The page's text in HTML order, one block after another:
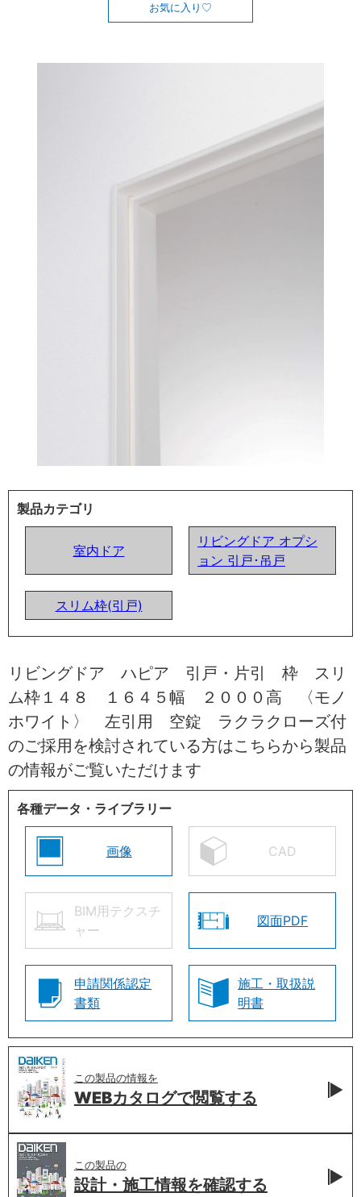
お気に入り
製品カテゴリ
室内ドア
リビングドア オプシ
ョン 引戸･吊戸
スリム枠(引戸)
リビングドア ハピア 引戸・片引 枠 スリ
ム枠１４８ １６４５幅 ２０００高 〈モノ
ホワイト〉 左引用 空錠 ラクラクローズ付
のご採用を検討されている方はこちらから製品
の情報がご覧いただけます
各種データ・ライブラリー
画像 CAD
BIM用テクスチ
ャー
図面PDF
申請関係認定
書類
施工・取扱説
明書
この製品の情報を
WEBカタログで閲覧する
この製品の
設計・施工情報を確認する